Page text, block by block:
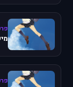
פרק
פרק